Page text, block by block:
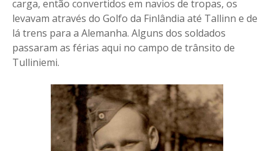
carga, então convertidos em navios de tropas, os
levavam através do Golfo da Finlândia até Tallinn e de
lá trens para a Alemanha. Alguns dos soldados
passaram as férias aqui no campo de trânsito de
Tulliniemi.